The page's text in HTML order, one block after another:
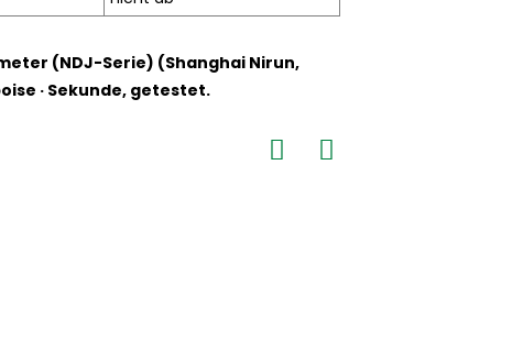
(NDJ-Serie) (Shanghai Nirun,
· Sekunde, getestet.